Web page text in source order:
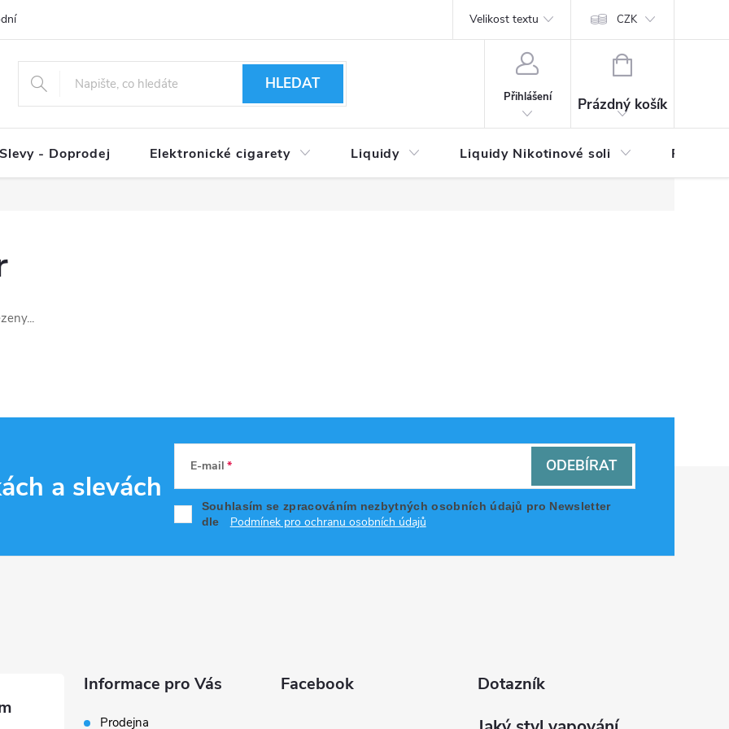
podmínky Reklamační řád Vrácení zboží a reklamace
Velikost textu CZK
HLEDAT
Přihlášení
NÁKUPNÍ
Prázdný košík
- Doprodej Elektronické cigarety Liquidy Liquidy Nikotinové soli
a slevách
E-mail
Souhlasím se zpracováním nezbytných osobních údajů pro Newsletter
dle
Podmínek pro ochranu osobních údajů
ODEBÍRAT
Informace pro Vás
Prodejna
Facebook Dotazník